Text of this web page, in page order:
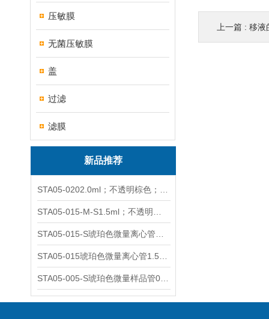
压敏膜
无菌压敏膜
盖
过滤
滤膜
新品推荐
上一篇 : 移液